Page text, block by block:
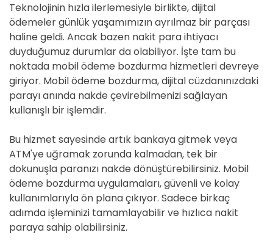
Teknolojinin hızla ilerlemesiyle birlikte, dijital
ödemeler günlük yaşamımızın ayrılmaz bir parçası
haline geldi. Ancak bazen nakit para ihtiyacı
duyduğumuz durumlar da olabiliyor. İşte tam bu
noktada mobil ödeme bozdurma hizmetleri devreye
giriyor. Mobil ödeme bozdurma, dijital cüzdanınızdaki
parayı anında nakde çevirebilmenizi sağlayan
kullanışlı bir işlemdir.
Bu hizmet sayesinde artık bankaya gitmek veya
ATM'ye uğramak zorunda kalmadan, tek bir
dokunuşla paranızı nakde dönüştürebilirsiniz. Mobil
ödeme bozdurma uygulamaları, güvenli ve kolay
kullanımlarıyla ön plana çıkıyor. Sadece birkaç
adımda işleminizi tamamlayabilir ve hızlıca nakit
paraya sahip olabilirsiniz.